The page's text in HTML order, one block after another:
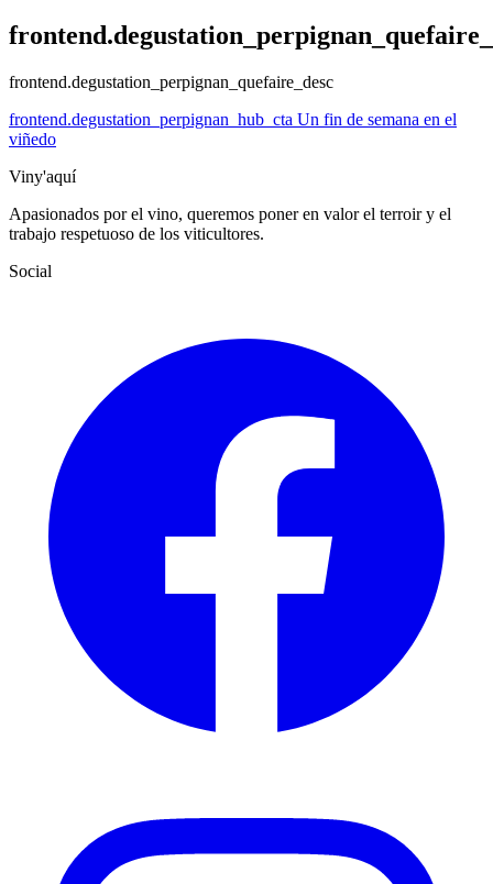
frontend.degustation_perpignan_quefaire_desc
frontend.degustation_perpignan_hub_cta Un fin de semana en el
viñedo
Viny'aquí
Apasionados por el vino, queremos poner en valor el terroir y el
trabajo respetuoso de los viticultores.
Social